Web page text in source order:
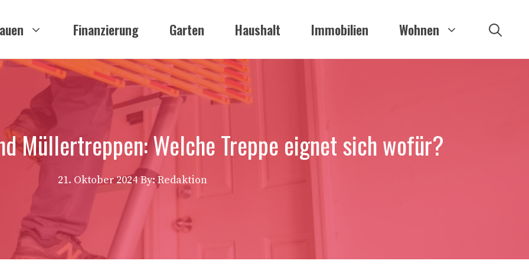
Finanzierung Garten Haushalt Immobilien Wohnen
Müllertreppen: Welche Treppe eignet sich wofür?
21. Oktober 2024 By: Redaktion